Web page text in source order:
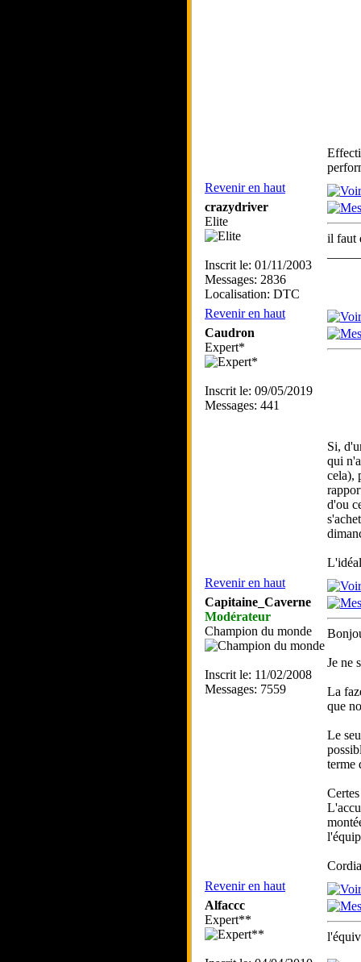
Revenir en haut
crazydriver
Elite
Inscrit le: 01/11/2003
Messages: 2836
Localisation: DTC
il faut
Revenir en haut
Caudron
Expert*
Inscrit le: 09/05/2019
Messages: 441
Si,
qui
cela),
d'ou
Revenir en haut
Capitaine_Caverne
Modérateur
Champion du monde
Inscrit le: 11/02/2008
Messages: 7559
Je ne
La
que
Le
terme
Revenir en haut
Alfaccc
Expert**